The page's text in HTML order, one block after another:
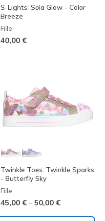
S-Lights: Sola Glow - Color
Breeze
Fille
40,00 €
Twinkle Toes: Twinkle Sparks
- Butterfly Sky
Fille
45,00 € - 50,00 €